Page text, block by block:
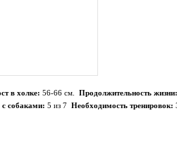
в холке: 56-66 см. Продолжительность жизни:
собаками: 5 из 7 Необходимость тренировок: